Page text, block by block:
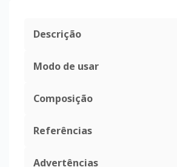
Descrição
Modo de usar
Composição
Referências
Advertências